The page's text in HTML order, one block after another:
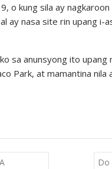
o kung sila ay
ay nasa site rin upang i-
sa anunsyong ito
Park, at mamantina
Do